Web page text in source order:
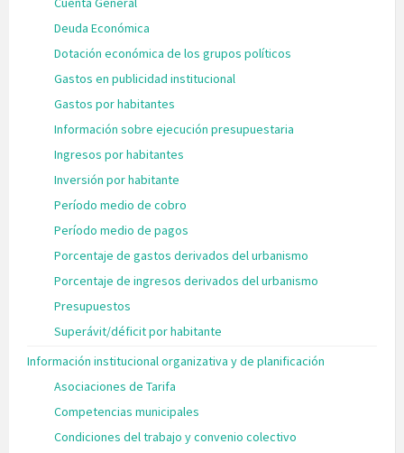
Deuda Económica
Dotación económica de los grupos políticos
Gastos en publicidad institucional
Gastos por habitantes
Información sobre ejecución presupuestaria
Ingresos por habitantes
Inversión por habitante
Período medio de cobro
Período medio de pagos
Porcentaje de gastos derivados del urbanismo
Porcentaje de ingresos derivados del urbanismo
Presupuestos
Superávit/déficit por habitante
Información institucional organizativa y de planificación
Asociaciones de Tarifa
Competencias municipales
Condiciones del trabajo y convenio colectivo